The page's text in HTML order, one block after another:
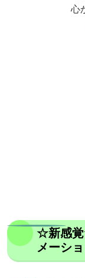
心
☆新感覚
メーシ